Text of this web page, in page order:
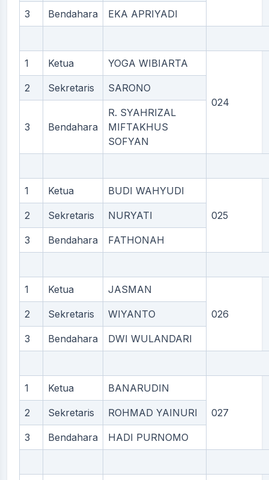
3 Bendahara EKA APRIYADI
1 Ketua YOGA WIBIARTA
024
2 Sekretaris SARONO
3 Bendahara
R. SYAHRIZAL
MIFTAKHUS
SOFYAN
1 Ketua BUDI WAHYUDI
025
2 Sekretaris NURYATI
3 Bendahara FATHONAH
1 Ketua JASMAN
026
2 Sekretaris WIYANTO
3 Bendahara DWI WULANDARI
1 Ketua BANARUDIN
027
2 Sekretaris ROHMAD YAINURI
3 Bendahara HADI PURNOMO